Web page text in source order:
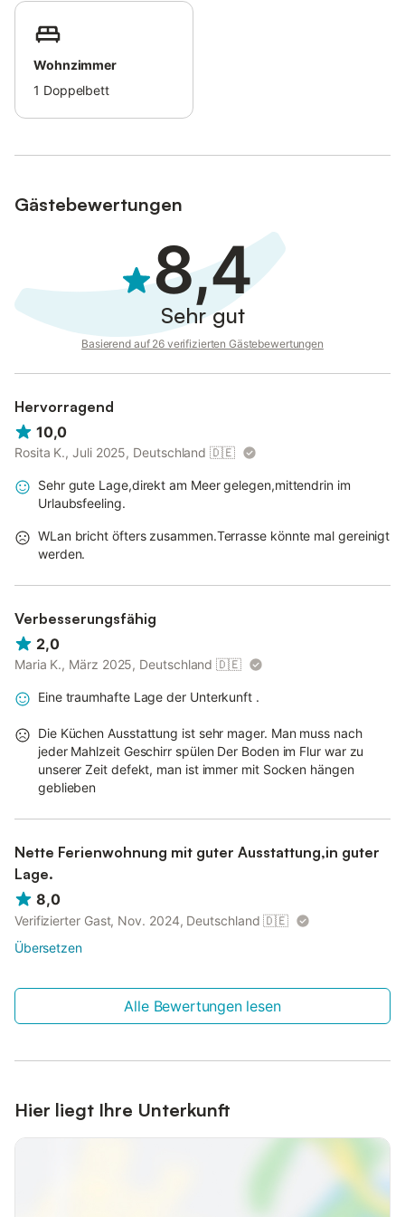
Strandpromenade, mit vielen einladenden Lokalitäten und einem
wunderschönen Meerblick.
Die PKW-Stellplatz-Nutzung in der Tiefgarage ist inklusive
Anderenfalls ist die Nutzung eines öffentlichen Parkplatzes
gegen Gebühr möglich.
In diesem Appartement sind Rauchen und Tierhaltung nicht
Wohnzimmer
1 Doppelbett
Gästebewertungen
8,4
Sehr gut
Basierend auf 26 verifizierten Gästebewertungen
Hervorragend
10,0
Rosita K., Juli 2025, Deutschland 🇩🇪
Sehr gute Lage,direkt am Meer gelegen,mittendrin im
Urlaubsfeeling.
WLan bricht öfters zusammen.Terrasse könnte mal gereinigt
werden.
Verbesserungsfähig
2,0
Maria K., März 2025, Deutschland 🇩🇪
Eine traumhafte Lage der Unterkunft .
Die Küchen Ausstattung ist sehr mager. Man muss nach
jeder Mahlzeit Geschirr spülen Der Boden im Flur war zu
unserer Zeit defekt, man ist immer mit Socken hängen
geblieben
Nette Ferienwohnung mit guter Ausstattung,in guter
Lage.
8,0
Verifizierter Gast, Nov. 2024, Deutschland 🇩🇪
Übersetzen
Alle Bewertungen lesen
Hier liegt Ihre Unterkunft